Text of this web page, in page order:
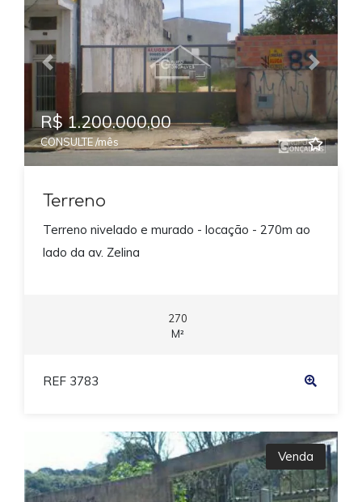
Previous Next
R$ 1.200.000,00
CONSULTE /mês
Terreno
Terreno nivelado e murado - locação - 270m ao
lado da av. Zelina
270
M²
REF 3783
Venda